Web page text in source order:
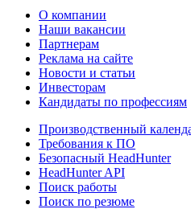
О компании
Наши вакансии
Партнерам
Реклама на сайте
Новости и статьи
Инвесторам
Кандидаты по профессиям
Производственный
Требования к ПО
Безопасный HeadHunter
HeadHunter API
Поиск работы
Поиск по резюме